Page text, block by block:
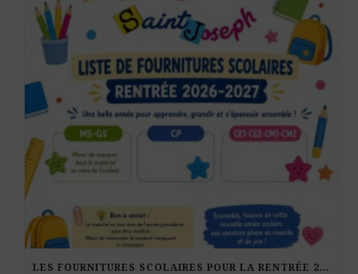
LES FOURNITURES SCOLAIRES POUR LA RENTRÉE 2026-27